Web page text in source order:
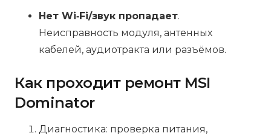
Нет Wi‑Fi/звук пропадает.
Неисправность модуля, антенных
кабелей, аудиотракта или разъёмов.
Как проходит ремонт MSI
Dominator
Диагностика: проверка питания,